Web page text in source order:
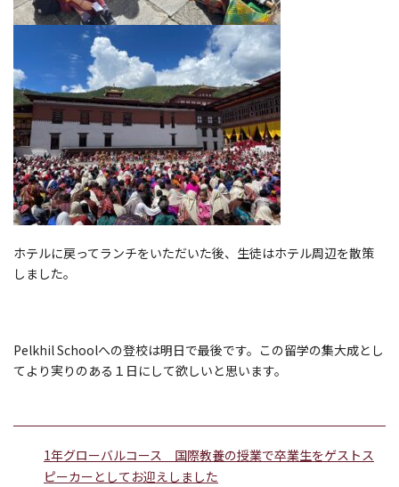
ホテルに戻ってランチをいただいた後、生徒はホテル周辺を散策
しました。
Pelkhil Schoolへの登校は明日で最後です。この留学の集大成とし
てより実りのある１日にして欲しいと思います。
1年グローバルコース 国際教養の授業で卒業生をゲストス
ピーカーとしてお迎えしました